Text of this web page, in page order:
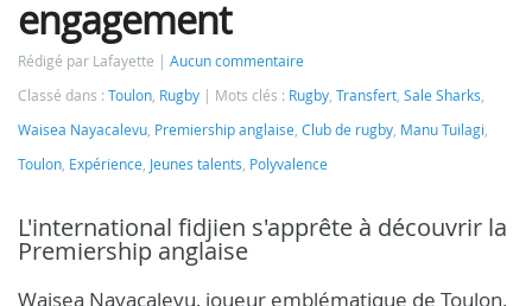
engagement
Rédigé par Lafayette
Aucun commentaire
Classé dans : Toulon, Rugby Mots clés : Rugby, Transfert, Sale Sharks,
Waisea Nayacalevu, Premiership anglaise, Club de rugby, Manu Tuilagi,
Toulon, Expérience, Jeunes talents, Polyvalence
L'international fidjien s'apprête à découvrir la
Premiership anglaise
Waisea Nayacalevu, joueur emblématique de Toulon,